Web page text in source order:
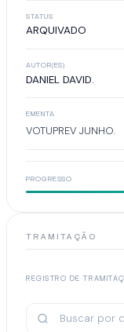
STATUS
ARQUIVADO
AUTOR(ES)
DANIEL DAVID.
EMENTA
VOTUPREV JUNHO.
PROGRESSO
TRAMITAÇÃO
REGISTRO DE